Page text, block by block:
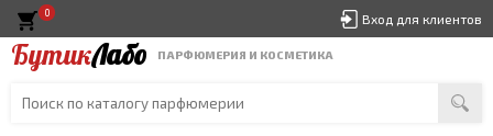
Вход для клиентов
БутикЛабо ПАРФЮМЕРИЯ И КОСМЕТИКА
0